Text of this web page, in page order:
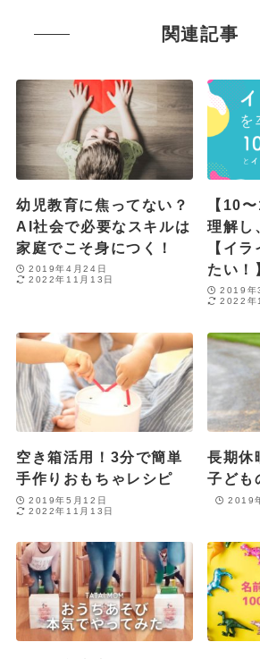
関連記事
幼児教育に焦ってない？
AI社会で必要なスキルは
家庭でこそ身につく！
2019年4月24日
2022年11月13日
【10
理解し
【イ
たい！
2019年
2022年
空き箱活用！3分で簡単
手作りおもちゃレシピ
2019年5月12日
2022年11月13日
長期休
子ども
2019